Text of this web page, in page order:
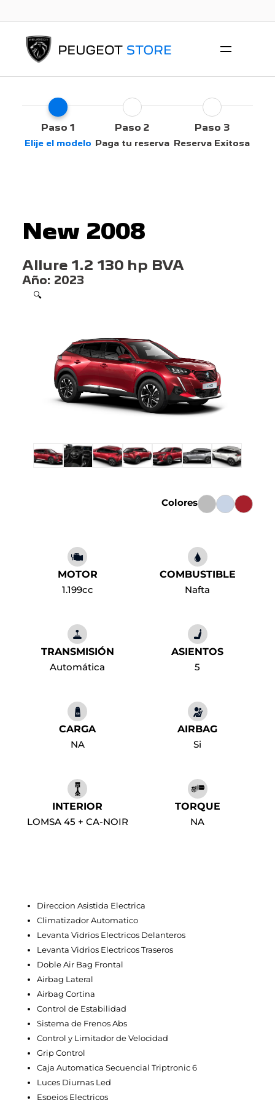
Paso 1
Elije el modelo
Paso 2
Paga tu reserva
Paso 3
Reserva Exitosa
New 2008
Allure 1.2 130 hp BVA
Año: 2023
🔍
Colores
MOTOR
1.199cc
COMBUSTIBLE
Nafta
TRANSMISIÓN
Automática
ASIENTOS
5
CARGA
NA
AIRBAG
Si
INTERIOR
LOMSA 45 + CA-NOIR
TORQUE
NA
Direccion Asistida Electrica
Climatizador Automatico
Levanta Vidrios Electricos Delanteros
Levanta Vidrios Electricos Traseros
Doble Air Bag Frontal
Airbag Lateral
Airbag Cortina
Control de Estabilidad
Sistema de Frenos Abs
Control y Limitador de Velocidad
Grip Control
Caja Automatica Secuencial Triptronic 6
Luces Diurnas Led
Espejos Electricos